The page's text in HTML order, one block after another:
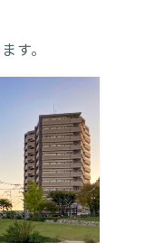
す。